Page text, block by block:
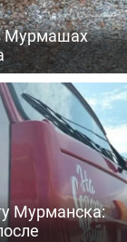
Мурмашах
Мурманска: